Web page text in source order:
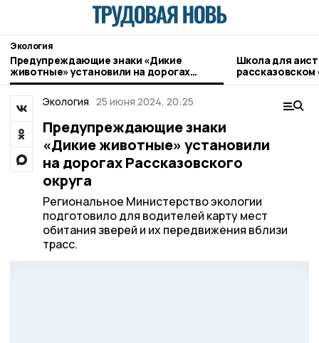
Экология
Предупреждающие знаки «Дикие
животные» установили на дорогах
Рассказовского округа
Школа для
рассказовском
Экология 25 июня 2024, 20:25
Предупреждающие знаки
«Дикие животные» установили
на дорогах Рассказовского
округа
Региональное Министерство экологии
подготовило для водителей карту мест
обитания зверей и их передвижения вблизи
трасс.